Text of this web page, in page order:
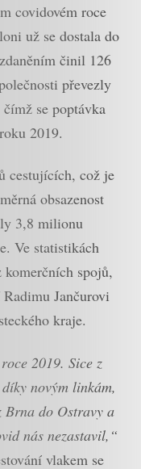
covidovém roce
už se dostala do
činil 126
převezly
se poptávka
2019.
cestujících, což je
obsazenost
3,8 milionu
Ve statistikách
spojů,
Jančurovi
kraje.
2019. Sice z
novým linkám,
Brna do Ostravy a
nás nezastavil,“
vlakem se